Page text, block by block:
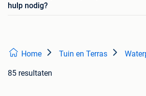
hulp nodig?
Home Tuin en Terras
85 resultaten